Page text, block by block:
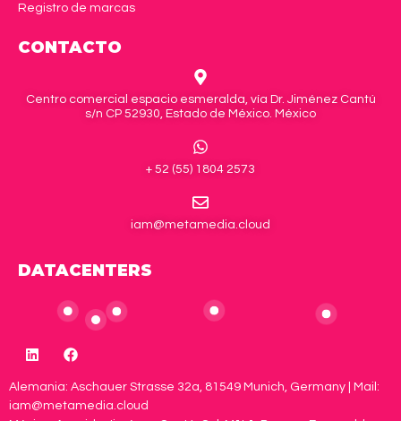
Registro de marcas
CONTACTO
Centro comercial espacio esmeralda, vía Dr. Jiménez Cantú
s/n CP 52930, Estado de México. México
+ 52 (55) 1804 2573
iam@metamedia.cloud
DATACENTERS
Alemania: Aschauer Strasse 32a, 81549 Munich, Germany | Mail:
iam@metamedia.cloud